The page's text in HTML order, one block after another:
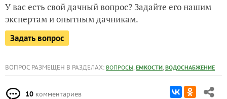
У вас есть свой дачный вопрос? Задайте его нашим
экспертам и опытным дачникам.
Задать вопрос
ВОПРОС РАЗМЕЩЕН В РАЗДЕЛАХ: ВОПРОСЫ, ЕМКОСТИ, ВОДОСНАБЖЕНИЕ
10 комментариев